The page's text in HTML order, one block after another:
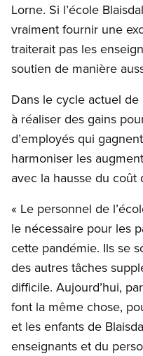
Lorne. Si l’école
vraiment fournir une
traiterait pas les
soutien de manière
Dans le cycle actuel
à réaliser des gains
d’employés qui
harmoniser les
avec la hausse du coût
« Le personnel de
le nécessaire pour les
cette pandémie. Ils se
des autres tâches
difficile. Aujourd’hui,
font la même chose,
et les enfants de
enseignants et du